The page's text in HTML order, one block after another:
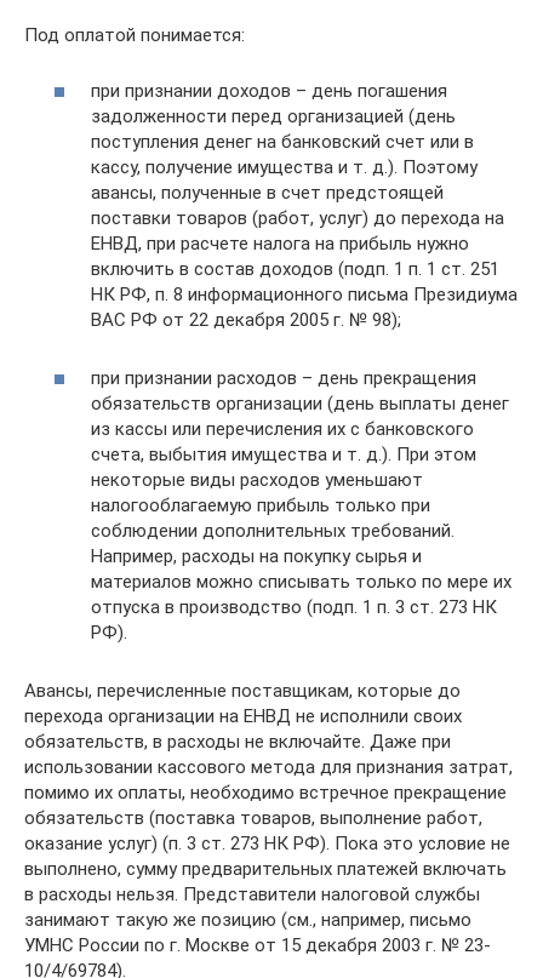
Под оплатой понимается:
при признании доходов – день погашения
задолженности перед организацией (день
поступления денег на банковский счет или в
кассу, получение имущества и т. д.). Поэтому
авансы, полученные в счет предстоящей
поставки товаров (работ, услуг) до перехода на
ЕНВД, при расчете налога на прибыль нужно
включить в состав доходов (подп. 1 п. 1 ст. 251
НК РФ, п. 8 информационного письма Президиума
ВАС РФ от 22 декабря 2005 г. № 98);
при признании расходов – день прекращения
обязательств организации (день выплаты денег
из кассы или перечисления их с банковского
счета, выбытия имущества и т. д.). При этом
некоторые виды расходов уменьшают
налогооблагаемую прибыль только при
соблюдении дополнительных требований.
Например, расходы на покупку сырья и
материалов можно списывать только по мере их
отпуска в производство (подп. 1 п. 3 ст. 273 НК
РФ).
Авансы, перечисленные поставщикам, которые до
перехода организации на ЕНВД не исполнили своих
обязательств, в расходы не включайте. Даже при
использовании кассового метода для признания затрат,
помимо их оплаты, необходимо встречное прекращение
обязательств (поставка товаров, выполнение работ,
оказание услуг) (п. 3 ст. 273 НК РФ). Пока это условие не
выполнено, сумму предварительных платежей включать
в расходы нельзя. Представители налоговой службы
занимают такую же позицию (см., например, письмо
УМНС России по г. Москве от 15 декабря 2003 г. № 23-
10/4/69784).